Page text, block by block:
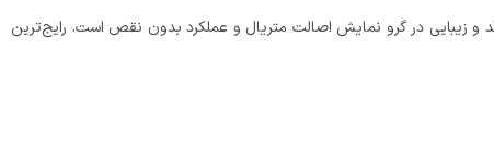
زیبایی در گرو نمایش اصالت متریال و عملکرد بدون نقص است. رایج‌ترین